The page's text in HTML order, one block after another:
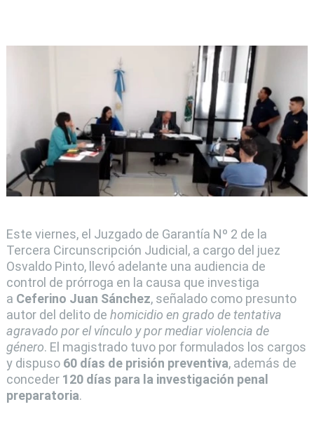
Este viernes, el Juzgado de Garantía Nº 2 de la
Tercera Circunscripción Judicial, a cargo del juez
Osvaldo Pinto, llevó adelante una audiencia de
control de prórroga en la causa que investiga
a Ceferino Juan Sánchez, señalado como presunto
autor del delito de homicidio en grado de tentativa
agravado por el vínculo y por mediar violencia de
género. El magistrado tuvo por formulados los cargos
y dispuso 60 días de prisión preventiva, además de
conceder 120 días para la investigación penal
preparatoria.